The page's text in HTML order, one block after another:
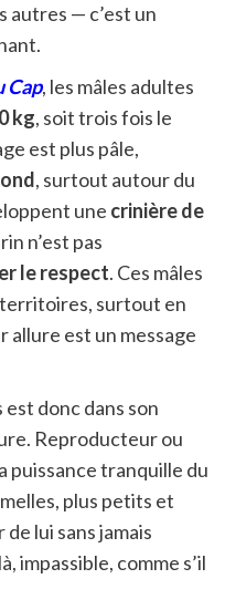
autres — c’est un
Cap, les mâles adultes
kg, soit trois fois le
est plus pâle,
, surtout autour du
une crinière de
n’est pas
le respect. Ces mâles
surtout en
allure est un message
est donc dans son
Reproducteur ou
puissance tranquille du
plus petits et
lui sans jamais
impassible, comme s’il